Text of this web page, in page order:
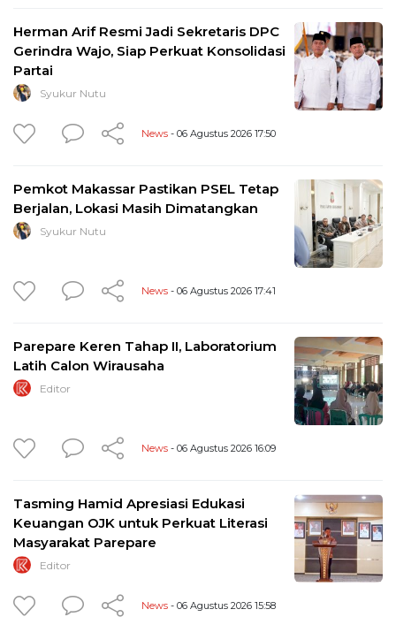
Herman Arif Resmi Jadi Sekretaris DPC
Gerindra Wajo, Siap Perkuat Konsolidasi
Partai
Syukur Nutu
News - 06 Agustus 2026 17:50
Pemkot Makassar Pastikan PSEL Tetap
Berjalan, Lokasi Masih Dimatangkan
Syukur Nutu
News - 06 Agustus 2026 17:41
Parepare Keren Tahap II, Laboratorium
Latih Calon Wirausaha
Editor
News - 06 Agustus 2026 16:09
Tasming Hamid Apresiasi Edukasi
Keuangan OJK untuk Perkuat Literasi
Masyarakat Parepare
Editor
News - 06 Agustus 2026 15:58